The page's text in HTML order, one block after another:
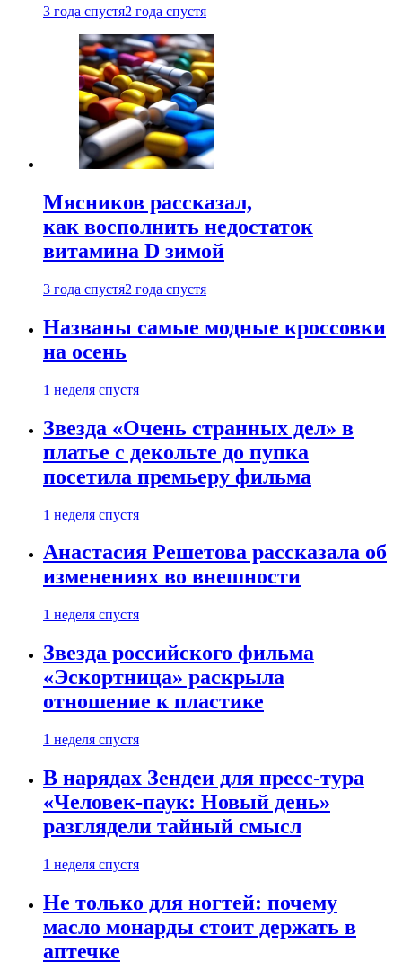
3 года спустя2 года спустя
Мясников рассказал,
как восполнить недостаток
витамина D зимой
3 года спустя2 года спустя
Названы самые модные кроссовки
на осень
1 неделя спустя
Звезда «Очень странных дел» в
платье с декольте до пупка
посетила премьеру фильма
1 неделя спустя
Анастасия Решетова рассказала об
изменениях во внешности
1 неделя спустя
Звезда российского фильма
«Эскортница» раскрыла
отношение к пластике
1 неделя спустя
В нарядах Зендеи для пресс-тура
«Человек-паук: Новый день»
разглядели тайный смысл
1 неделя спустя
Не только для ногтей: почему
масло монарды стоит держать в
аптечке